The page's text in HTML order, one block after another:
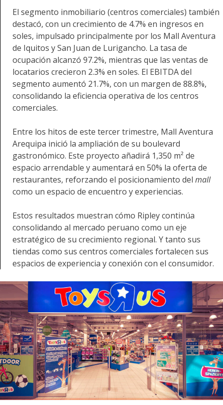
El segmento inmobiliario (centros comerciales) también
destacó, con un crecimiento de 4.7% en ingresos en
soles, impulsado principalmente por los Mall Aventura
de Iquitos y San Juan de Lurigancho. La tasa de
ocupación alcanzó 97.2%, mientras que las ventas de
locatarios crecieron 2.3% en soles. El EBITDA del
segmento aumentó 21.7%, con un margen de 88.8%,
consolidando la eficiencia operativa de los centros
comerciales.
Entre los hitos de este tercer trimestre, Mall Aventura
Arequipa inició la ampliación de su boulevard
gastronómico. Este proyecto añadirá 1,350 m² de
espacio arrendable y aumentará en 50% la oferta de
restaurantes, reforzando el posicionamiento del mall
como un espacio de encuentro y experiencias.
Estos resultados muestran cómo Ripley continúa
consolidando al mercado peruano como un eje
estratégico de su crecimiento regional. Y tanto sus
tiendas como sus centros comerciales fortalecen sus
espacios de experiencia y conexión con el consumidor.